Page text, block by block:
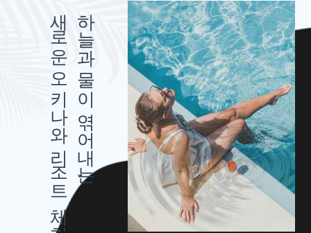
하늘과 물이 엮어내는,
새로운 오키나와 리조트 체험